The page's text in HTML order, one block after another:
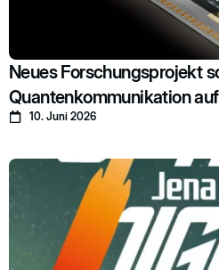
Neues Forschungsprojekt
Quantenkommunikation
10. Juni 2026